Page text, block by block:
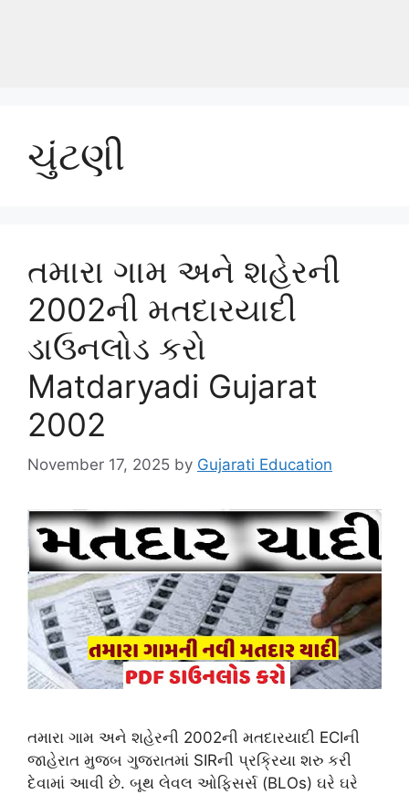
ચુંટણી
તમારા ગામ અને શહેરની
2002ની મતદારયાદી
ડાઉનલોડ કરો
Matdaryadi Gujarat
2002
November 17, 2025 by Gujarati Education
તમારા ગામ અને શહેરની 2002ની મતદારયાદી ECIની
જાહેરાત મુજબ ગુજરાતમાં SIRની પ્રક્રિયા શરુ કરી
દેવામાં આવી છે. બૂથ લેવલ ઓફિસર્સ (BLOs) ઘરે ઘરે